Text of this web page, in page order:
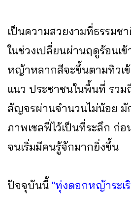
เป็นความสวยงามที่ธรรมช
ในช่วงเปลี่ยนผ่านฤดูร้อนเ
หญ้าหลากสีจะขึ้นตามทิวเ
แนว ประชาชนในพื้นที่ รวม
สัญจรผ่านจำนวนไม่น้อย มั
ภาพเซลฟี่ไว้เป็นที่ระลึก ก่อ
จนเริ่มมีคนรู้จักมากยิ่งขึ้น
ปัจจุบันนี้ "ทุ่งดอกหญ้าระเ